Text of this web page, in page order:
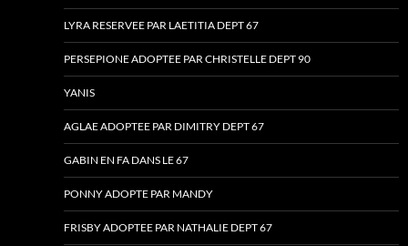
LYRA RESERVEE PAR LAETITIA DEPT 67
PERSEPIONE ADOPTEE PAR CHRISTELLE DEPT 90
YANIS
AGLAE ADOPTEE PAR DIMITRY DEPT 67
GABIN EN FA DANS LE 67
PONNY ADOPTE PAR MANDY
FRISBY ADOPTEE PAR NATHALIE DEPT 67